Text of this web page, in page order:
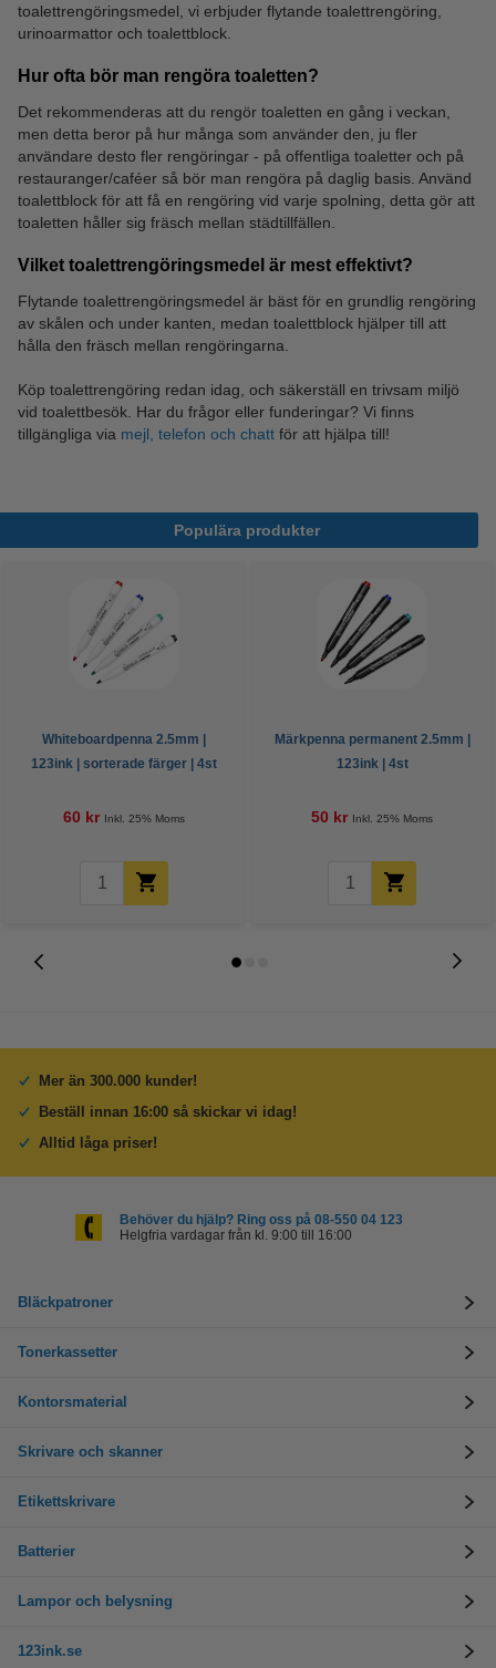
Kalkrengöringsmedel Ytdesinfektion
toalettrengöringsmedel, vi erbjuder flytande toalettrengöring,
urinoarmattor och toalettblock.
Hur ofta bör man rengöra toaletten?
Det rekommenderas att du rengör toaletten en gång i veckan,
men detta beror på hur många som använder den, ju fler
användare desto fler rengöringar - på offentliga toaletter och på
restauranger/caféer så bör man rengöra på daglig basis. Använd
toalettblock för att få en rengöring vid varje spolning, detta gör att
toaletten håller sig fräsch mellan städtillfällen.
Vilket toalettrengöringsmedel är mest effektivt?
Flytande toalettrengöringsmedel är bäst för en grundlig rengöring
av skålen och under kanten, medan toalettblock hjälper till att
hålla den fräsch mellan rengöringarna.
Köp toalettrengöring redan idag, och säkerställ en trivsam miljö
vid toalettbesök. Har du frågor eller funderingar? Vi finns
tillgängliga via mejl, telefon och chatt för att hjälpa till!
Populära produkter
Whiteboardpenna 2.5mm |
123ink | sorterade färger | 4st
60 kr Inkl. 25% Moms
Märkpenna permanent 2.5mm |
123ink | 4st
50 kr Inkl. 25% Moms
Mer än 300.000 kunder!
Beställ innan 16:00 så skickar vi idag!
Alltid låga priser!
Behöver du hjälp? Ring oss på 08-550 04 123
Helgfria vardagar från kl. 9:00 till 16:00
Bläckpatroner
Tonerkassetter
Kontorsmaterial
Skrivare och skanner
Etikettskrivare
Batterier
Lampor och belysning
123ink.se